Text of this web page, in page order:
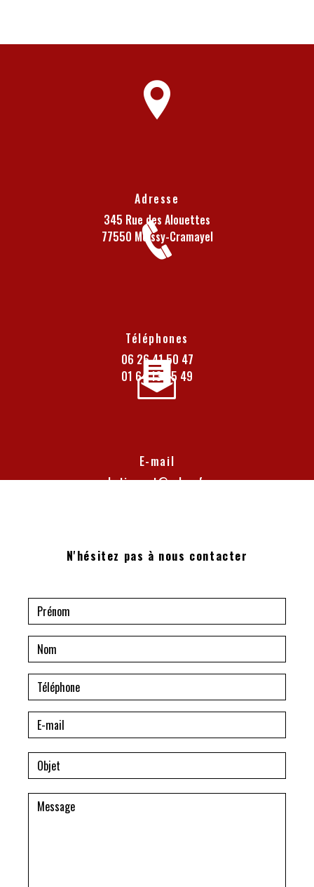
Adresse
345 Rue des Alouettes
77550 Moissy-Cramayel
Téléphones
06 26 41 50 47
01 64 13 05 49
E-mail
batiexpert@yahoo.fr
N'hésitez pas à nous contacter